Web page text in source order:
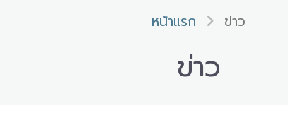
หน้าแรก ข่าว
ข่าว